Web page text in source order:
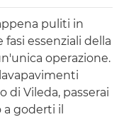
puliti in
essenziali della
operazione.
di Vileda, passerai
goderti il